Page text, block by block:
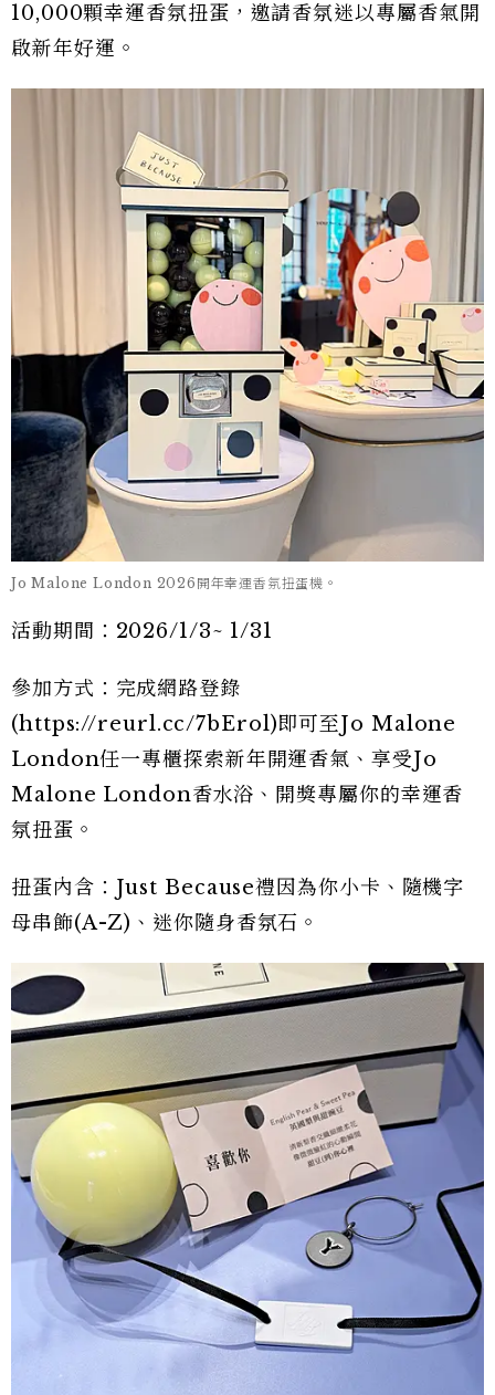
10,000顆幸運香氛扭蛋，邀請香氛迷以專屬香氣開
啟新年好運。
Jo Malone London 2026開年幸運香氛扭蛋機。
活動期間：2026/1/3~ 1/31
參加方式：完成網路登錄
(https://reurl.cc/7bErol)即可至Jo Malone
London任一專櫃探索新年開運香氣、享受Jo
Malone London香水浴、開獎專屬你的幸運香
氛扭蛋。
扭蛋內含：Just Because禮因為你小卡、隨機字
母串飾(A-Z)、迷你隨身香氛石。